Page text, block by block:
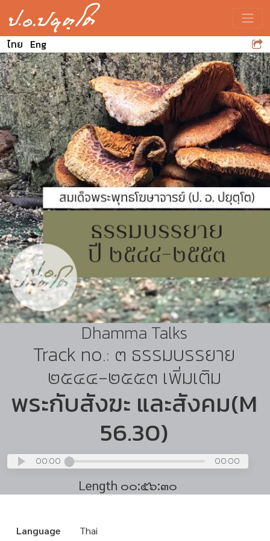
ไทย Eng
Dhamma Talks
Track no.: ๓ ธรรมบรรยาย
๒๕๔๔-๒๕๕๓ เพิ่มเติม
พระกับสังฆะ และสังคม(M
56.30)
00:00 00:00
Length ๐๐:๕๖:๓๐
Language Thai